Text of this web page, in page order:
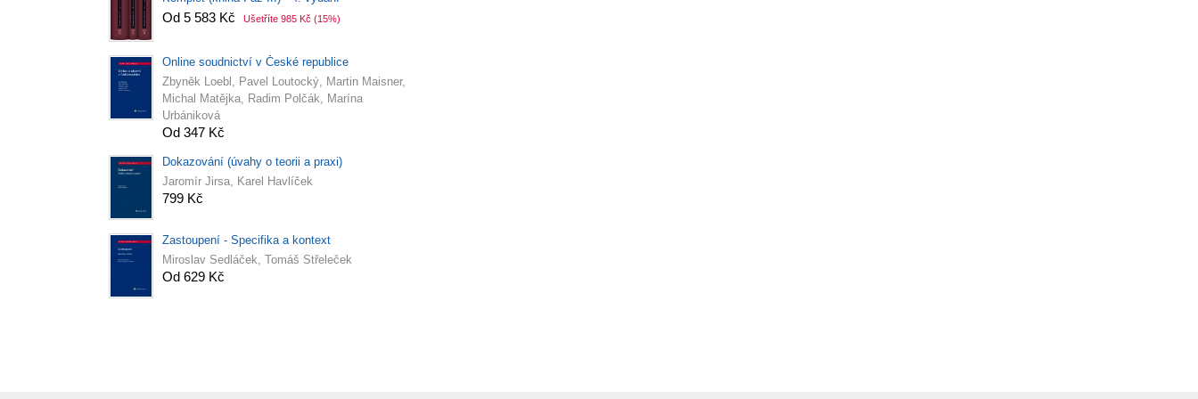
Od 5 583 Kč Ušetříte 985 Kč (15%)
Online soudnictví v České republice
Zbyněk Loebl, Pavel Loutocký, Martin Maisner,
Michal Matějka, Radim Polčák, Marína
Urbániková
Od 347 Kč
Dokazování (úvahy o teorii a praxi)
Jaromír Jirsa, Karel Havlíček
799 Kč
Zastoupení - Specifika a kontext
Miroslav Sedláček, Tomáš Střeleček
Od 629 Kč